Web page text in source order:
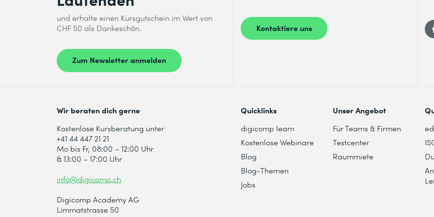
12 Einführung in KI-basierte Informationsextraktionskonzepte
anderen unstrukturierten Datenquellen extrahieren.
erfährst du, wie du Mithilfe von Foundry Tools Informationen aus Inhalten extrahierst.
Datenschutzbestimmungen
* Pflichtfelder
und erhalte einen Kursgutschein im Wert von
CHF 50 als Dankeschön.
Zum Newsletter anmelden
Kontaktiere uns
Wir beraten dich gerne
Kostenlose Kursberatung unter
+41 44 447 21 21
Mo bis Fr, 08:00 – 12:00 Uhr
& 13:00 – 17:00 Uhr
info@digicomp.ch
Digicomp Academy AG
Limmatstrasse 50
Quicklinks
digicomp learn
Kostenlose Webinare
Blog
Blog-Themen
Jobs
Unser Angebot
Für Teams & Firmen
Testcenter
Raummiete